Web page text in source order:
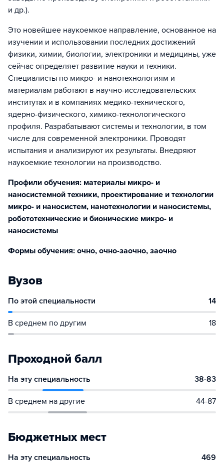
и др.).
Это новейшее наукоемкое направление, основанное на
изучении и использовании последних достижений
физики, химии, биологии, электроники и медицины, уже
сейчас определяет развитие науки и техники.
Специалисты по микро- и нанотехнологиям и
материалам работают в научно-исследовательских
институтах и в компаниях медико-технического,
ядерно-физического, химико-технологического
профиля. Разрабатывают системы и технологии, в том
числе для современной электроники. Проводят
испытания и анализируют их результаты. Внедряют
наукоемкие технологии на производство.
Профили обучения: материалы микро- и
наносистемной техники, проектирование и технологии
микро- и наносистем, нанотехнологии и наносистемы,
робототехнические и бионические микро- и
наносистемы
Формы обучения: очно, очно-заочно, заочно
Вузов
По этой специальности 14
В среднем по другим 18
Проходной балл
На эту специальность 38-83
В среднем на другие 44-87
Бюджетных мест
На эту специальность 469